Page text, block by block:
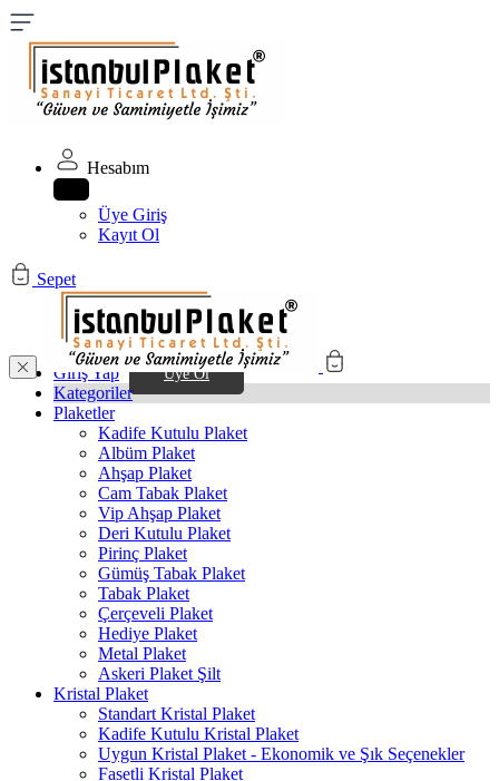
Hesabım
Üye Giriş
Kayıt Ol
Sepet
Giriş Yap Üye Ol
Kategoriler
Plaketler
Kadife Kutulu Plaket
Albüm Plaket
Ahşap Plaket
Cam Tabak Plaket
Vip Ahşap Plaket
Deri Kutulu Plaket
Pirinç Plaket
Gümüş Tabak Plaket
Tabak Plaket
Çerçeveli Plaket
Hediye Plaket
Metal Plaket
Askeri Plaket Şilt
Kristal Plaket
Standart Kristal Plaket
Kadife Kutulu Kristal Plaket
Uygun Kristal Plaket - Ekonomik ve Şık Seçenekler
Fasetli Kristal Plaket